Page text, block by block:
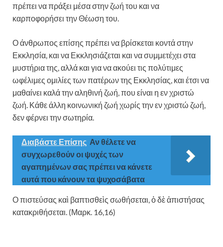
πρέπει να πράξει μέσα στην ζωή του και να
καρποφορήσει την Θέωση του.
Ο άνθρωπος επίσης πρέπει να βρίσκεται κοντά στην
Εκκλησία, και να Εκκλησιάζεται και να συμμετέχει στα
μυστήρια της, αλλά και για να ακούει τις πολύτιμες
ωφέλιμες ομιλίες των πατέρων της Εκκλησίας, και έτσι να
μαθαίνει καλά την αληθινή ζωή, που είναι η εν χριστώ
ζωή. Κάθε άλλη κοινωνική ζωή χωρίς την εν χριστώ ζωή,
δεν φέρνει την σωτηρία.
Διαβάστε Επίσης Αν θέλετε να
συγχωρεθούν οι ψυχές των
αγαπημένων σας πρέπει να κάνετε
αυτά που κάνουν τα ψυχοσάβατα
Ο πιστεύσας καὶ βαπτισθεὶς σωθήσεται, ὁ δὲ ἀπιστήσας
κατακριθήσεται. (Μαρκ. 16,16)